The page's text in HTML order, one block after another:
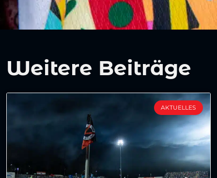
Weitere Beiträge
AKTUELLES